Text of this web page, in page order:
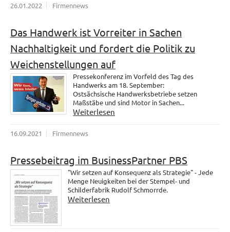
26.01.2022 Firmennews
Das Handwerk ist Vorreiter in Sachen
Nachhaltigkeit und fordert die Politik zu
Weichenstellungen auf
Pressekonferenz im Vorfeld des Tag des
Handwerks am 18. September:
Ostsächsische Handwerksbetriebe setzen
Maßstäbe und sind Motor in Sachen...
Weiterlesen
16.09.2021 Firmennews
Pressebeitrag im BusinessPartner PBS
"Wir setzen auf Konsequenz als Strategie" - Jede
Menge Neuigkeiten bei der Stempel- und
Schilderfabrik Rudolf Schmorrde.
Weiterlesen